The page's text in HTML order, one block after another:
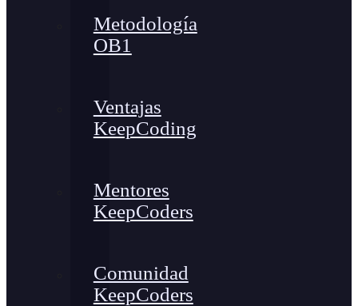
Metodología
OB1
Ventajas
KeepCoding
Mentores
KeepCoders
Comunidad
KeepCoders